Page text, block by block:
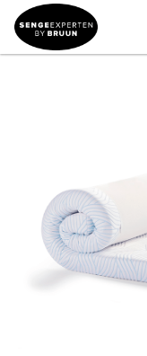
TILBUD →
Tilbud → TEMPUR